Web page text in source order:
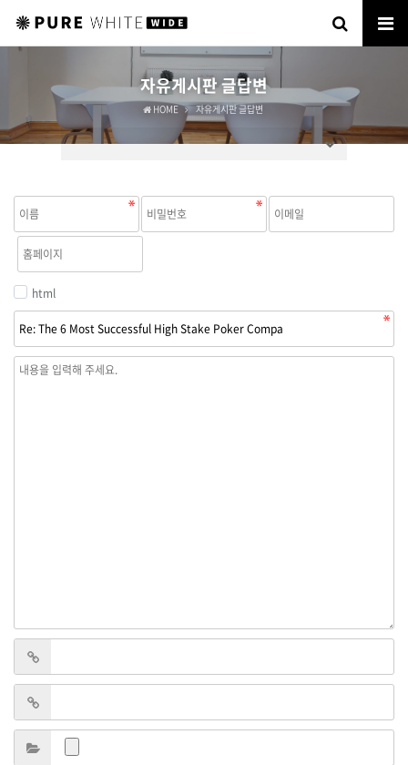
자유게시판 글답변
HOME 자유게시판 글답변
html